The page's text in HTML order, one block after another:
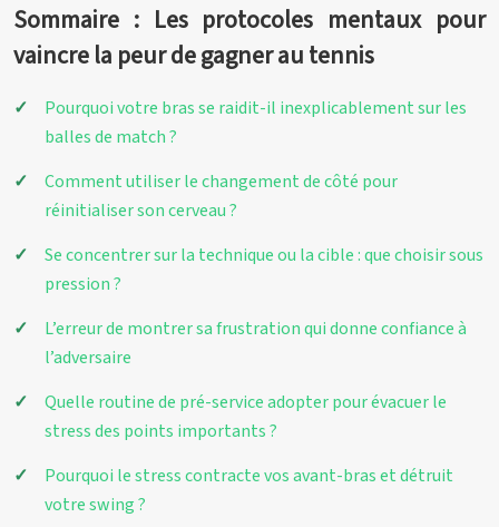
Sommaire : Les protocoles mentaux pour
vaincre la peur de gagner au tennis
Pourquoi votre bras se raidit-il inexplicablement sur les
balles de match ?
Comment utiliser le changement de côté pour
réinitialiser son cerveau ?
Se concentrer sur la technique ou la cible : que choisir sous
pression ?
L’erreur de montrer sa frustration qui donne confiance à
l’adversaire
Quelle routine de pré-service adopter pour évacuer le
stress des points importants ?
Pourquoi le stress contracte vos avant-bras et détruit
votre swing ?